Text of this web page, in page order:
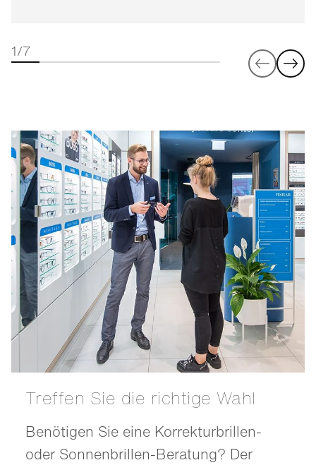
1/7
Treffen Sie die richtige Wahl
Benötigen Sie eine Korrekturbrillen-
oder Sonnenbrillen-Beratung? Der